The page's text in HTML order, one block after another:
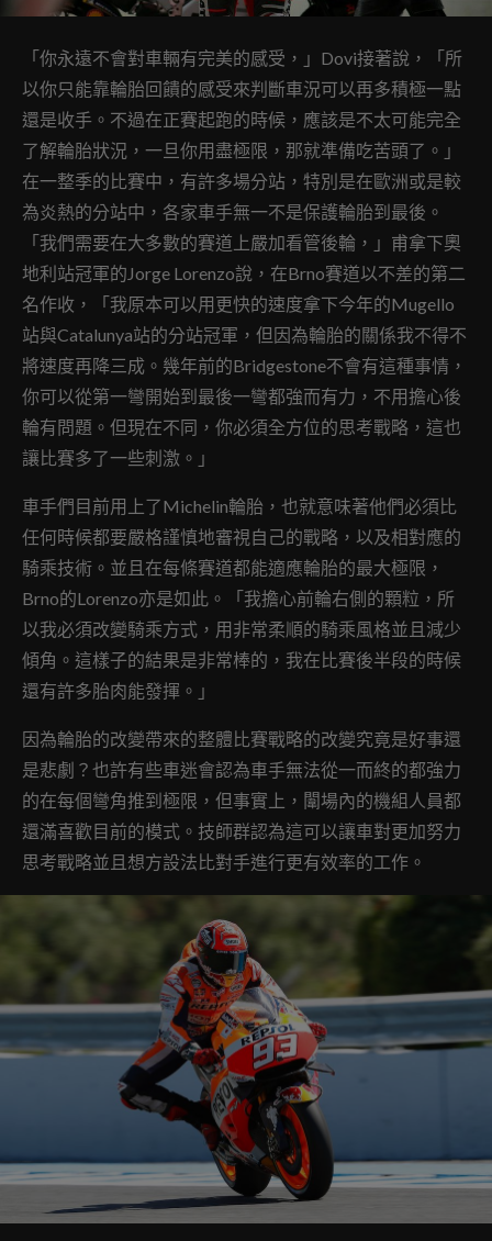
「你永遠不會對車輛有完美的感受，」Dovi接著說，「所
以你只能靠輪胎回饋的感受來判斷車況可以再多積極一點
還是收手。不過在正賽起跑的時候，應該是不太可能完全
了解輪胎狀況，一旦你用盡極限，那就準備吃苦頭了。」
在一整季的比賽中，有許多場分站，特別是在歐洲或是較
為炎熱的分站中，各家車手無一不是保護輪胎到最後。
「我們需要在大多數的賽道上嚴加看管後輪，」甫拿下奧
地利站冠軍的Jorge Lorenzo說，在Brno賽道以不差的第二
名作收，「我原本可以用更快的速度拿下今年的Mugello
站與Catalunya站的分站冠軍，但因為輪胎的關係我不得不
將速度再降三成。幾年前的Bridgestone不會有這種事情，
你可以從第一彎開始到最後一彎都強而有力，不用擔心後
輪有問題。但現在不同，你必須全方位的思考戰略，這也
讓比賽多了一些刺激。」
車手們目前用上了Michelin輪胎，也就意味著他們必須比
任何時候都要嚴格謹慎地審視自己的戰略，以及相對應的
騎乘技術。並且在每條賽道都能適應輪胎的最大極限，
Brno的Lorenzo亦是如此。「我擔心前輪右側的顆粒，所
以我必須改變騎乘方式，用非常柔順的騎乘風格並且減少
傾角。這樣子的結果是非常棒的，我在比賽後半段的時候
還有許多胎肉能發揮。」
因為輪胎的改變帶來的整體比賽戰略的改變究竟是好事還
是悲劇？也許有些車迷會認為車手無法從一而終的都強力
的在每個彎角推到極限，但事實上，闈場內的機組人員都
還滿喜歡目前的模式。技師群認為這可以讓車對更加努力
思考戰略並且想方設法比對手進行更有效率的工作。